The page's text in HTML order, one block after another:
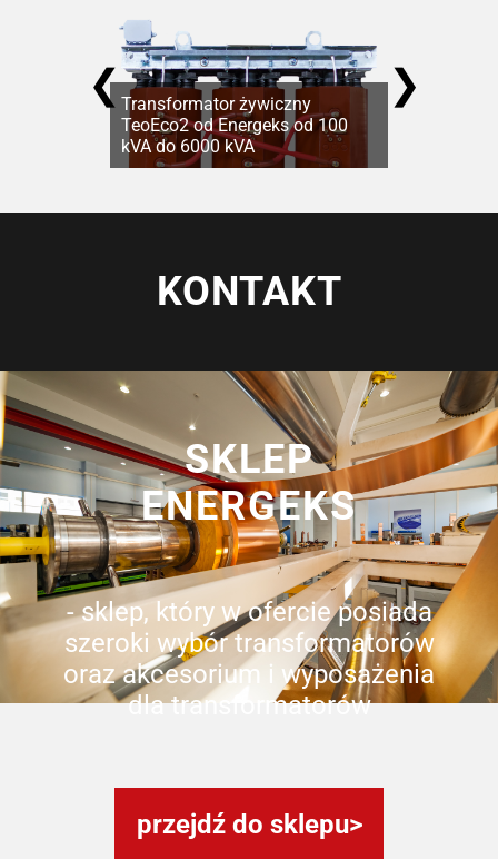
❮Transformator żywiczny
TeoEco2 od Energeks od 100
kVA do 6000 kVA
❯
KONTAKT
SKLEP
ENERGEKS
- sklep, który w ofercie posiada
szeroki wybór transformatorów
oraz akcesorium i wyposażenia
dla transformatorów
przejdź do sklepu